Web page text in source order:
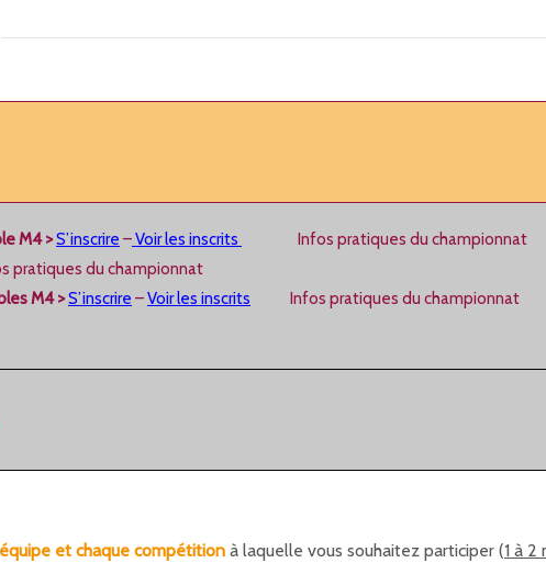
M4 >S’inscrire –Voir les inscrits
Infos pratiques du championnat
pratiques du championnat
M4>S’inscrire –Voir les inscrits Infos pratiques du championnat
et chaque compétition à laquelle vous souhaitez participer (1 à 2